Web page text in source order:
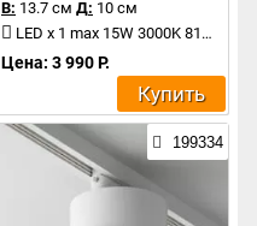
В: 13.7 см Д: 10 см
LED x 1 max 15W 3000K 810Lm
Цена: 3 990 Р.
Купить
199334